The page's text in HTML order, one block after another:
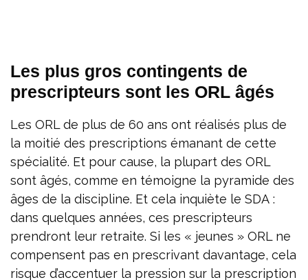
Les plus gros contingents de
prescripteurs sont les ORL âgés
Les ORL de plus de 60 ans ont réalisés plus de
la moitié des prescriptions émanant de cette
spécialité. Et pour cause, la plupart des ORL
sont âgés, comme en témoigne la pyramide des
âges de la discipline. Et cela inquiète le SDA :
dans quelques années, ces prescripteurs
prendront leur retraite. Si les « jeunes » ORL ne
compensent pas en prescrivant davantage, cela
risque d’accentuer la pression sur la prescription